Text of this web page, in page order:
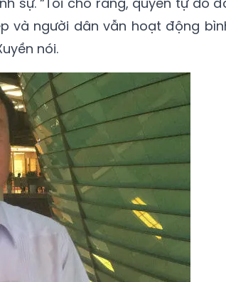
và người dân vẫn hoạt động
nói.